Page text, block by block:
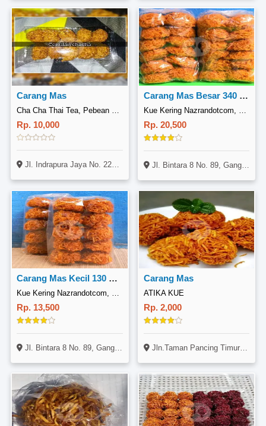
Carang Mas
Rp. 10,000
Jl. Indrapura Jaya No. 225, Pabean Cantian, Surabaya
Carang Mas Besar 340 Gr/Isi 12 Pcs, Manis Original
Rp. 20,500
Jl. Bintara 8 No. 89, Gang Nadih 2, RT 04 RW 03, Bekasi Barat, Bekasi (Di Maps Kue Kering NAZRANDOTCOM)
Carang Mas Kecil 130 Gr/Isi 10 Pcs, Manis Original
Rp. 13,500
Jl. Bintara 8 No. 89, Gang Nadih 2, RT 04 RW 03, Bekasi Barat, Bekasi (Di Maps Kue Kering NAZRANDOTCOM)
Carang Mas
ATIKA KUE
Rp. 2,000
Jln.Taman Pancing Timur No 9D